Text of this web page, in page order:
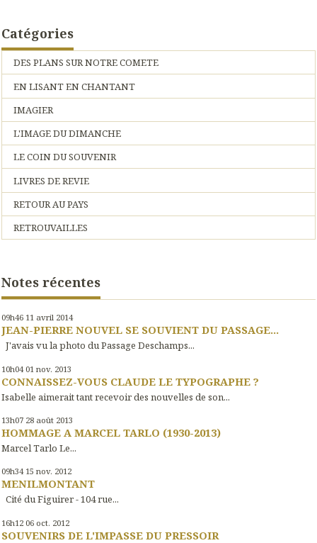
Catégories
DES PLANS SUR NOTRE COMETE
EN LISANT EN CHANTANT
IMAGIER
L'IMAGE DU DIMANCHE
LE COIN DU SOUVENIR
LIVRES DE REVIE
RETOUR AU PAYS
RETROUVAILLES
Notes récentes
09h46 11 avril 2014
JEAN-PIERRE NOUVEL SE SOUVIENT DU PASSAGE...
J'avais vu la photo du Passage Deschamps...
10h04 01 nov. 2013
CONNAISSEZ-VOUS CLAUDE LE TYPOGRAPHE ?
Isabelle aimerait tant recevoir des nouvelles de son...
13h07 28 août 2013
HOMMAGE A MARCEL TARLO (1930-2013)
Marcel Tarlo Le...
09h34 15 nov. 2012
MENILMONTANT
Cité du Figuirer - 104 rue...
16h12 06 oct. 2012
SOUVENIRS DE L'IMPASSE DU PRESSOIR